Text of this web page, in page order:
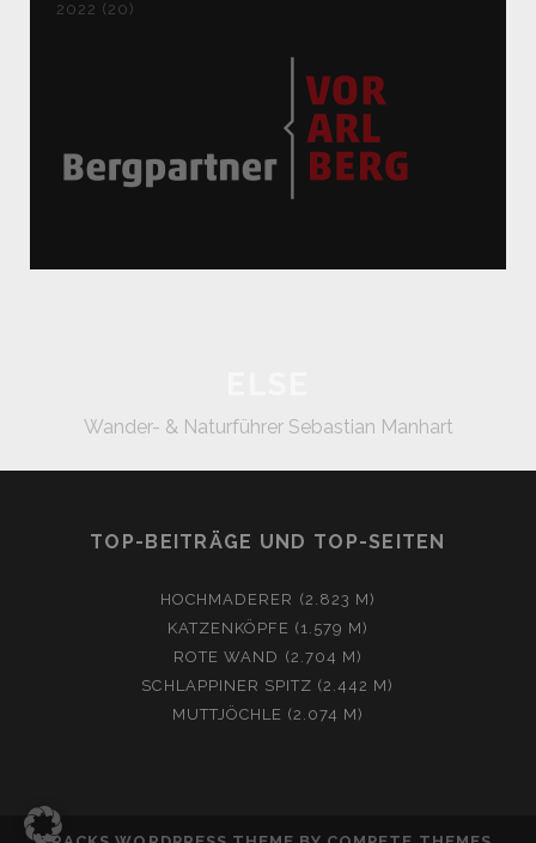
2022 (20)
Wander- & Naturführer Sebastian Manhart
TOP-BEITRÄGE UND TOP-SEITEN
HOCHMADERER (2.823 M)
KATZENKÖPFE (1.579 M)
ROTE WAND (2.704 M)
SCHLAPPINER SPITZ (2.442 M)
MUTTJÖCHLE (2.074 M)